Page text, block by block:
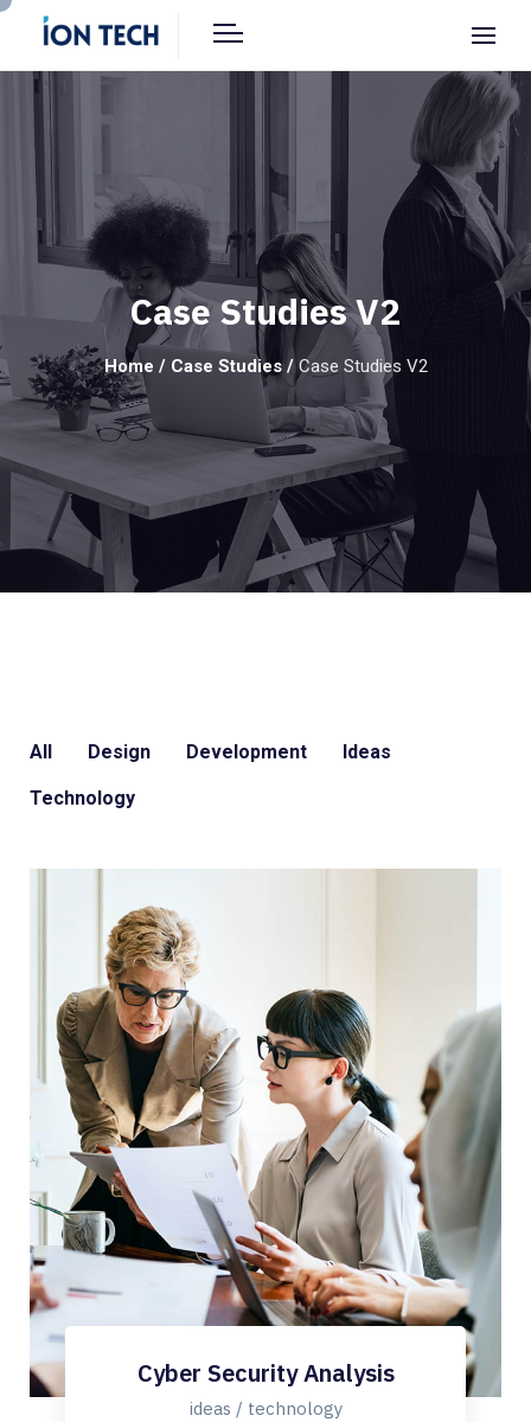
Case Studies V2
Home / Case Studies/ Case Studies V2
All Design Development Ideas
Technology
Cyber Security Analysis
ideas / technology